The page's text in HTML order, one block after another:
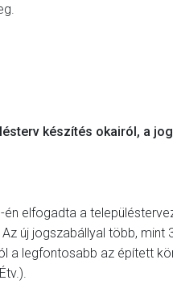
készítés okairól, a
én elfogadta a
új jogszabállyal több,
a legfontosabb az épített